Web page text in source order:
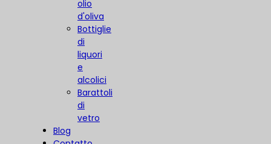
olio
d'oliva
Bottiglie
di
liquori
e
alcolici
Barattoli
di
vetro
Blog